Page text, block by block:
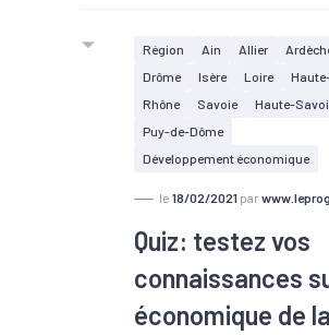
Région Ain Allier
Drôme
Isère Loire
Rhône
Savoie
Haute-
Puy-de-Dôme
Développement économique
le 18/02/2021 par
Quiz: testez vos
connaissances
économique de